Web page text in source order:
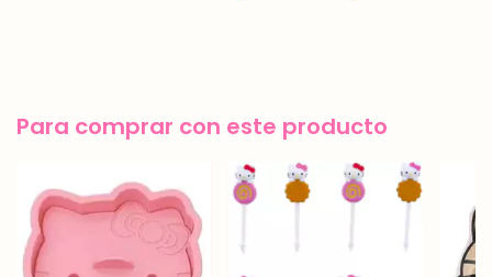
Para comprar con este producto